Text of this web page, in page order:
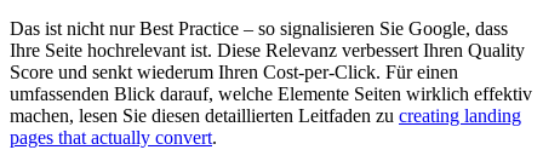
Das ist nicht nur Best Practice – so signalisieren Sie Google, dass
Ihre Seite hochrelevant ist. Diese Relevanz verbessert Ihren Quality
Score und senkt wiederum Ihren Cost-per-Click. Für einen
umfassenden Blick darauf, welche Elemente Seiten wirklich effektiv
machen, lesen Sie diesen detaillierten Leitfaden zu creating landing
pages that actually convert.